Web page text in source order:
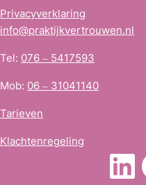
Privacyverklaring
info@praktijkvertrouwen.nl
Tel: 076 – 5417593
Mob: 06 – 31041140
Tarieven
Klachtenregeling